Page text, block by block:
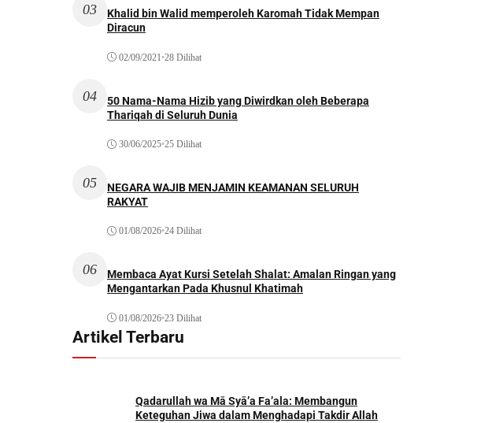
03
Khalid bin Walid memperoleh Karomah Tidak Mempan
Diracun
02/09/2021•28 Dilihat
04
50 Nama-Nama Hizib yang Diwirdkan oleh Beberapa
Thariqah di Seluruh Dunia
30/06/2025•25 Dilihat
05
NEGARA WAJIB MENJAMIN KEAMANAN SELURUH
RAKYAT
01/08/2026•24 Dilihat
06
Membaca Ayat Kursi Setelah Shalat: Amalan Ringan yang
Mengantarkan Pada Khusnul Khatimah
01/08/2026•23 Dilihat
Artikel Terbaru
Qadarullah wa Mā Syā’a Fa’ala: Membangun
Keteguhan Jiwa dalam Menghadapi Takdir Allah